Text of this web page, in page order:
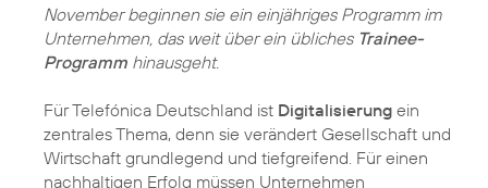
November beginnen sie ein einjähriges Programm im
Unternehmen, das weit über ein übliches Trainee-
Programm hinausgeht.
Für Telefónica Deutschland ist Digitalisierung ein
zentrales Thema, denn sie verändert Gesellschaft und
Wirtschaft grundlegend und tiefgreifend. Für einen
nachhaltigen Erfolg müssen Unternehmen